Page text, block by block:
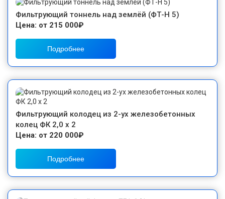
Фильтрующий тоннель над землёй (ФТ-Н 5)
Цена: от 215 000₽
Подробнее
Фильтрующий колодец из 2-ух железобетонных
колец ФК 2,0 х 2
Цена: от 220 000₽
Подробнее